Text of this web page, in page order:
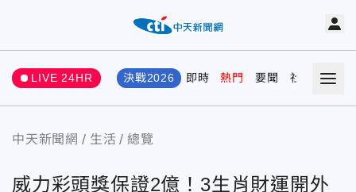
LIVE 24HR 決戰2026 即時 熱門 要聞 社會 娛樂
中天新聞網 生活 總覽
威力彩頭獎保證2億！3生肖財運開外